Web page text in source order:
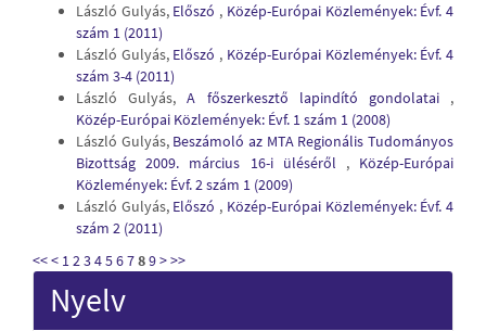
László Gulyás, Előszó , Közép-Európai Közlemények: Évf. 4
szám 1 (2011)
László Gulyás, Előszó , Közép-Európai Közlemények: Évf. 4
szám 3-4 (2011)
László Gulyás,A főszerkesztő lapindító gondolatai ,
Közép-Európai Közlemények: Évf. 1 szám 1 (2008)
László Gulyás, Beszámoló az MTA Regionális Tudományos
Bizottság 2009. március 16-i üléséről , Közép-Európai
Közlemények: Évf. 2 szám 1 (2009)
László Gulyás, Előszó , Közép-Európai Közlemények: Évf. 4
szám 2 (2011)
<<< 123456789>>>
Nyelv